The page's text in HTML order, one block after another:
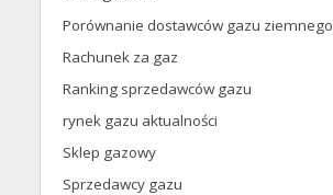
Porównanie dostawców gazu ziemnego
Rachunek za gaz
Ranking sprzedawców gazu
rynek gazu aktualności
Sklep gazowy
Sprzedawcy gazu